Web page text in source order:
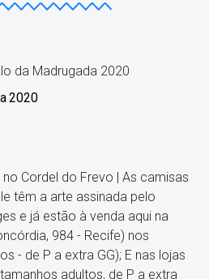
2020
Cordel do Frevo | As camisas
têm a arte assinada pelo
e já estão à venda aqui na
984 - Recife) nos
- de P a extra GG); E nas lojas
adultos, de P a extra